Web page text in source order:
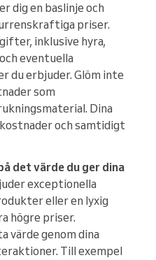
dig en baslinje och
priser.
inklusive hyra,
eventuella
du erbjuder. Glöm inte
som
Dina
och samtidigt
det värde du ger dina
exceptionella
eller en lyxig
högre priser.
värde genom dina
Till exempel